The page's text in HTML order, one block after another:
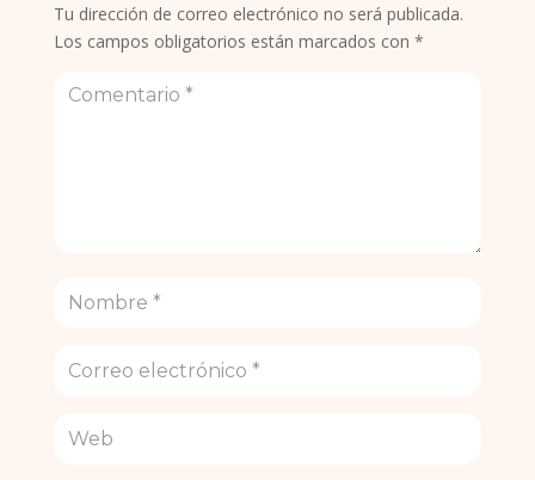
Tu dirección de correo electrónico no será publicada.
Los campos obligatorios están marcados con *